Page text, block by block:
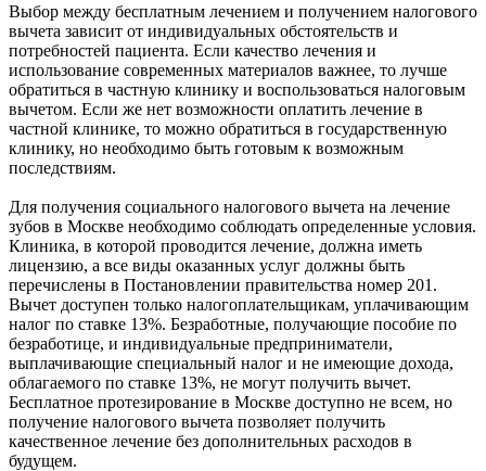
Выбор между бесплатным лечением и получением налогового
вычета зависит от индивидуальных обстоятельств и
потребностей пациента. Если качество лечения и
использование современных материалов важнее, то лучше
обратиться в частную клинику и воспользоваться налоговым
вычетом. Если же нет возможности оплатить лечение в
частной клинике, то можно обратиться в государственную
клинику, но необходимо быть готовым к возможным
последствиям.
Для получения социального налогового вычета на лечение
зубов в Москве необходимо соблюдать определенные условия.
Клиника, в которой проводится лечение, должна иметь
лицензию, а все виды оказанных услуг должны быть
перечислены в Постановлении правительства номер 201.
Вычет доступен только налогоплательщикам, уплачивающим
налог по ставке 13%. Безработные, получающие пособие по
безработице, и индивидуальные предприниматели,
выплачивающие специальный налог и не имеющие дохода,
облагаемого по ставке 13%, не могут получить вычет.
Бесплатное протезирование в Москве доступно не всем, но
получение налогового вычета позволяет получить
качественное лечение без дополнительных расходов в
будущем.